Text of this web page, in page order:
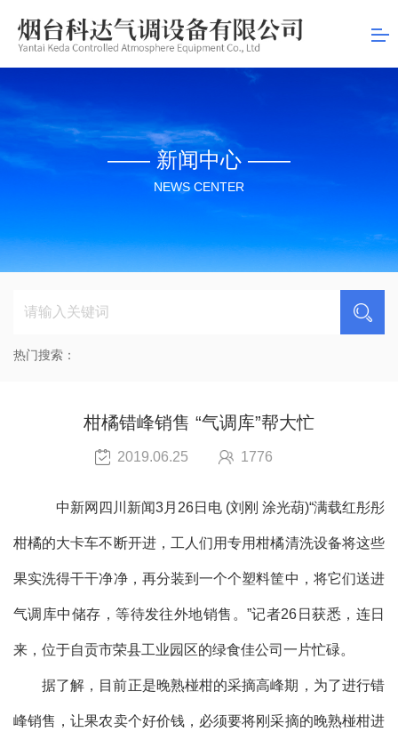
—— 新闻中心 ——
NEWS CENTER
热门搜索：
柑橘错峰销售 “气调库”帮大忙
2019.06.25 1776
中新网四川新闻3月26日电 (刘刚 涂光葫)“满载红彤彤
柑橘的大卡车不断开进，工人们用专用柑橘清洗设备将这些
果实洗得干干净净，再分装到一个个塑料筐中，将它们送进
气调库中储存，等待发往外地销售。”记者26日获悉，连日
来，位于自贡市荣县工业园区的绿食佳公司一片忙碌。
据了解，目前正是晚熟椪柑的采摘高峰期，为了进行错
峰销售，让果农卖个好价钱，必须要将刚采摘的晚熟椪柑进